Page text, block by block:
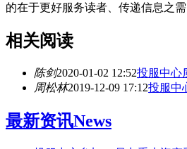
的在于更好服务读者、传递信息之
相关阅读
陈剑2020-01-02 12:52投服中心
周松林2019-12-09 17:12投服中
最新资讯News